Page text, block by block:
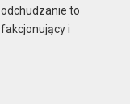
to
i